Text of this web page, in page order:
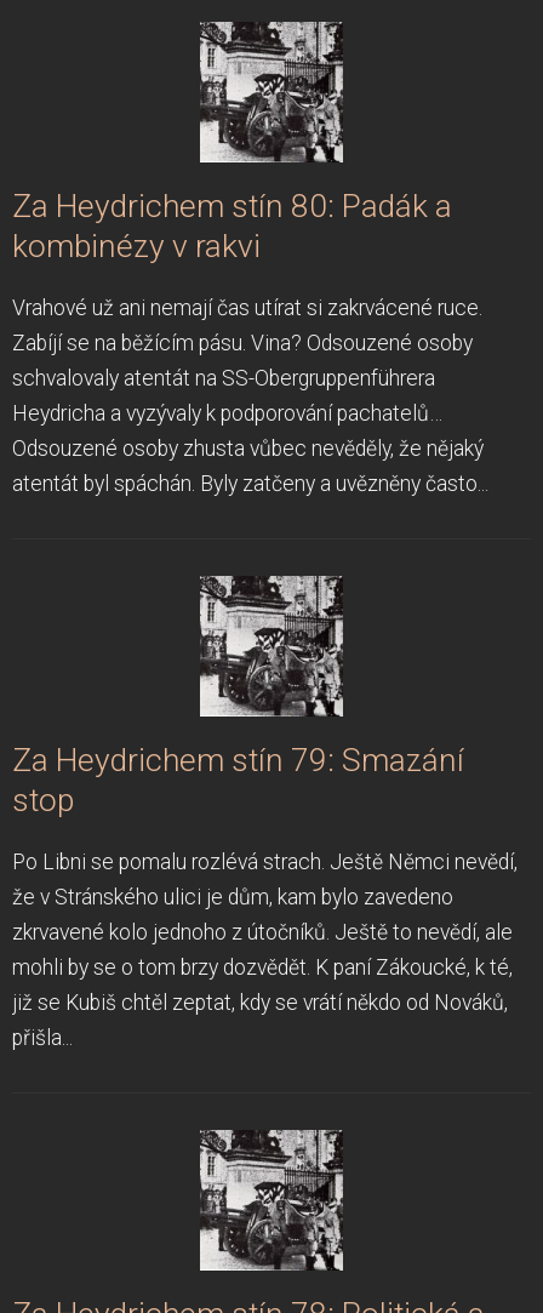
Za Heydrichem stín 80: Padák a
kombinézy v rakvi
Vrahové už ani nemají čas utírat si zakrvácené ruce.
Zabíjí se na běžícím pásu. Vina? Odsouzené osoby
schvalovaly atentát na SS-Obergruppenführera
Heydricha a vyzývaly k podporování pachatelů…
Odsouzené osoby zhusta vůbec nevěděly, že nějaký
atentát byl spáchán. Byly zatčeny a uvězněny často...
Za Heydrichem stín 79: Smazání
stop
Po Libni se pomalu rozlévá strach. Ještě Němci nevědí,
že v Stránského ulici je dům, kam bylo zavedeno
zkrvavené kolo jednoho z útočníků. Ještě to nevědí, ale
mohli by se o tom brzy dozvědět. K paní Zákoucké, k té,
již se Kubiš chtěl zeptat, kdy se vrátí někdo od Nováků,
přišla...